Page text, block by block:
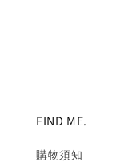
FIND ME.
購物須知